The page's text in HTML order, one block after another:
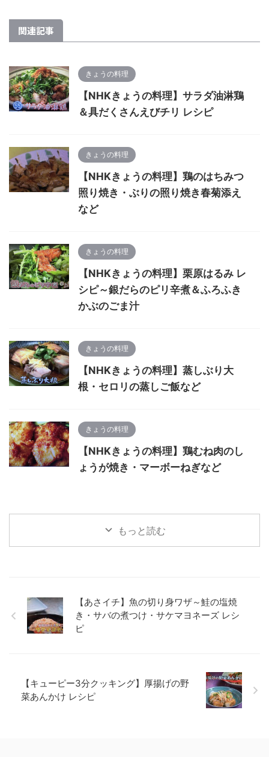
関連記事
きょうの料理
【NHKきょうの料理】サラダ油淋鶏
＆具だくさんえびチリ レシピ
きょうの料理
【NHKきょうの料理】鶏のはちみつ
照り焼き・ぶりの照り焼き春菊添え
など
きょうの料理
【NHKきょうの料理】栗原はるみ レ
シピ～銀だらのピリ辛煮＆ふろふき
かぶのごま汁
きょうの料理
【NHKきょうの料理】蒸しぶり大
根・セロリの蒸しご飯など
きょうの料理
【NHKきょうの料理】鶏むね肉のし
ょうが焼き・マーボーねぎなど
もっと読む
【あさイチ】魚の切り身ワザ～鮭の塩焼
き・サバの煮つけ・サケマヨネーズ レシ
ピ
【キューピー3分クッキング】厚揚げの野
菜あんかけ レシピ